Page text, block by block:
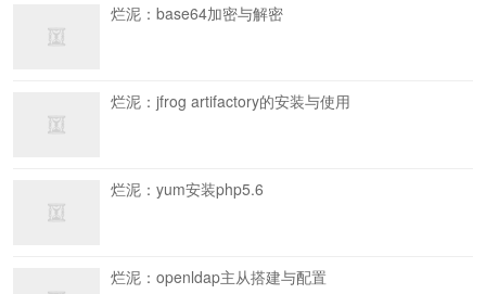
烂泥：base64加密与解密
烂泥：jfrog artifactory的安装与使用
烂泥：yum安装php5.6
烂泥：openldap主从搭建与配置